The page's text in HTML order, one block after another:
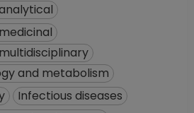
and metabolism
Infectious diseases